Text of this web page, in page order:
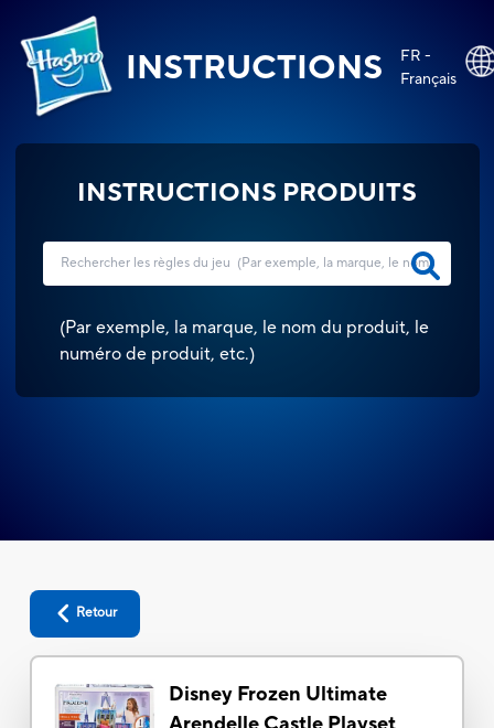
INSTRUCTIONS
FR -
Français
INSTRUCTIONS PRODUITS
(Par exemple, la marque, le nom du produit, le
numéro de produit, etc.)
Retour
Disney Frozen Ultimate